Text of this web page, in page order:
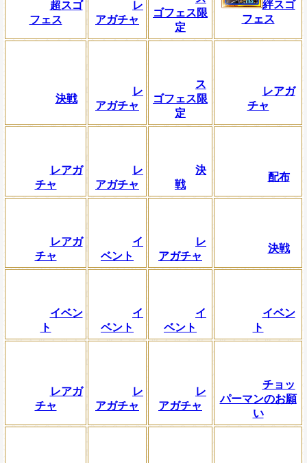
超スゴ
フェス
レ
アガチャ
ゴフェス限
定
絆スゴ
フェス
決戦
レ
アガチャ
ス
ゴフェス限
定
レアガ
チャ
レアガ
チャ
レ
アガチャ
決
戦
配布
レアガ
チャ
イ
ベント
レ
アガチャ
決戦
イベン
ト
イ
ベント
イ
ベント
イベン
ト
レアガ
チャ
レ
アガチャ
レ
アガチャ
チョッ
パーマンのお願
い